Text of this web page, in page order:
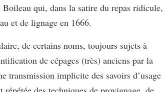
qui, dans la satire du repas ridicule,
et de lignage en 1666.
de certains noms, toujours sujets à
de cépages (très) anciens par la
transmission implicite des savoirs d’usage